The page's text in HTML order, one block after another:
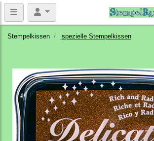
Stempelkissen spezielle Stempelkissen